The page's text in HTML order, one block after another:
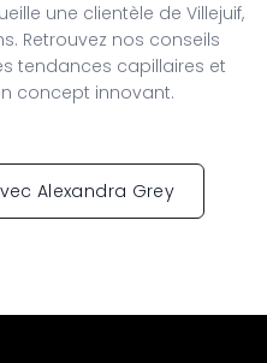
une clientèle de Villejuif,
Retrouvez nos conseils
tendances capillaires et
concept innovant.
Alexandra Grey